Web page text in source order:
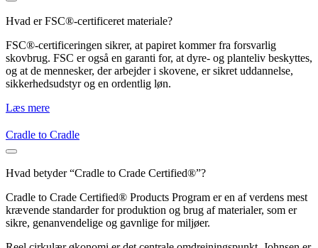
Hvad er FSC®-certificeret materiale?
FSC®-certificeringen sikrer, at papiret kommer fra forsvarlig
skovbrug. FSC er også en garanti for, at dyre- og planteliv beskyttes,
og at de mennesker, der arbejder i skovene, er sikret uddannelse,
sikkerhedsudstyr og en ordentlig løn.
Læs mere
Cradle to Cradle
Hvad betyder “Cradle to Crade Certified®”?
Cradle to Crade Certified® Products Program er en af verdens mest
krævende standarder for produktion og brug af materialer, som er
sikre, genanvendelige og gavnlige for miljøer.